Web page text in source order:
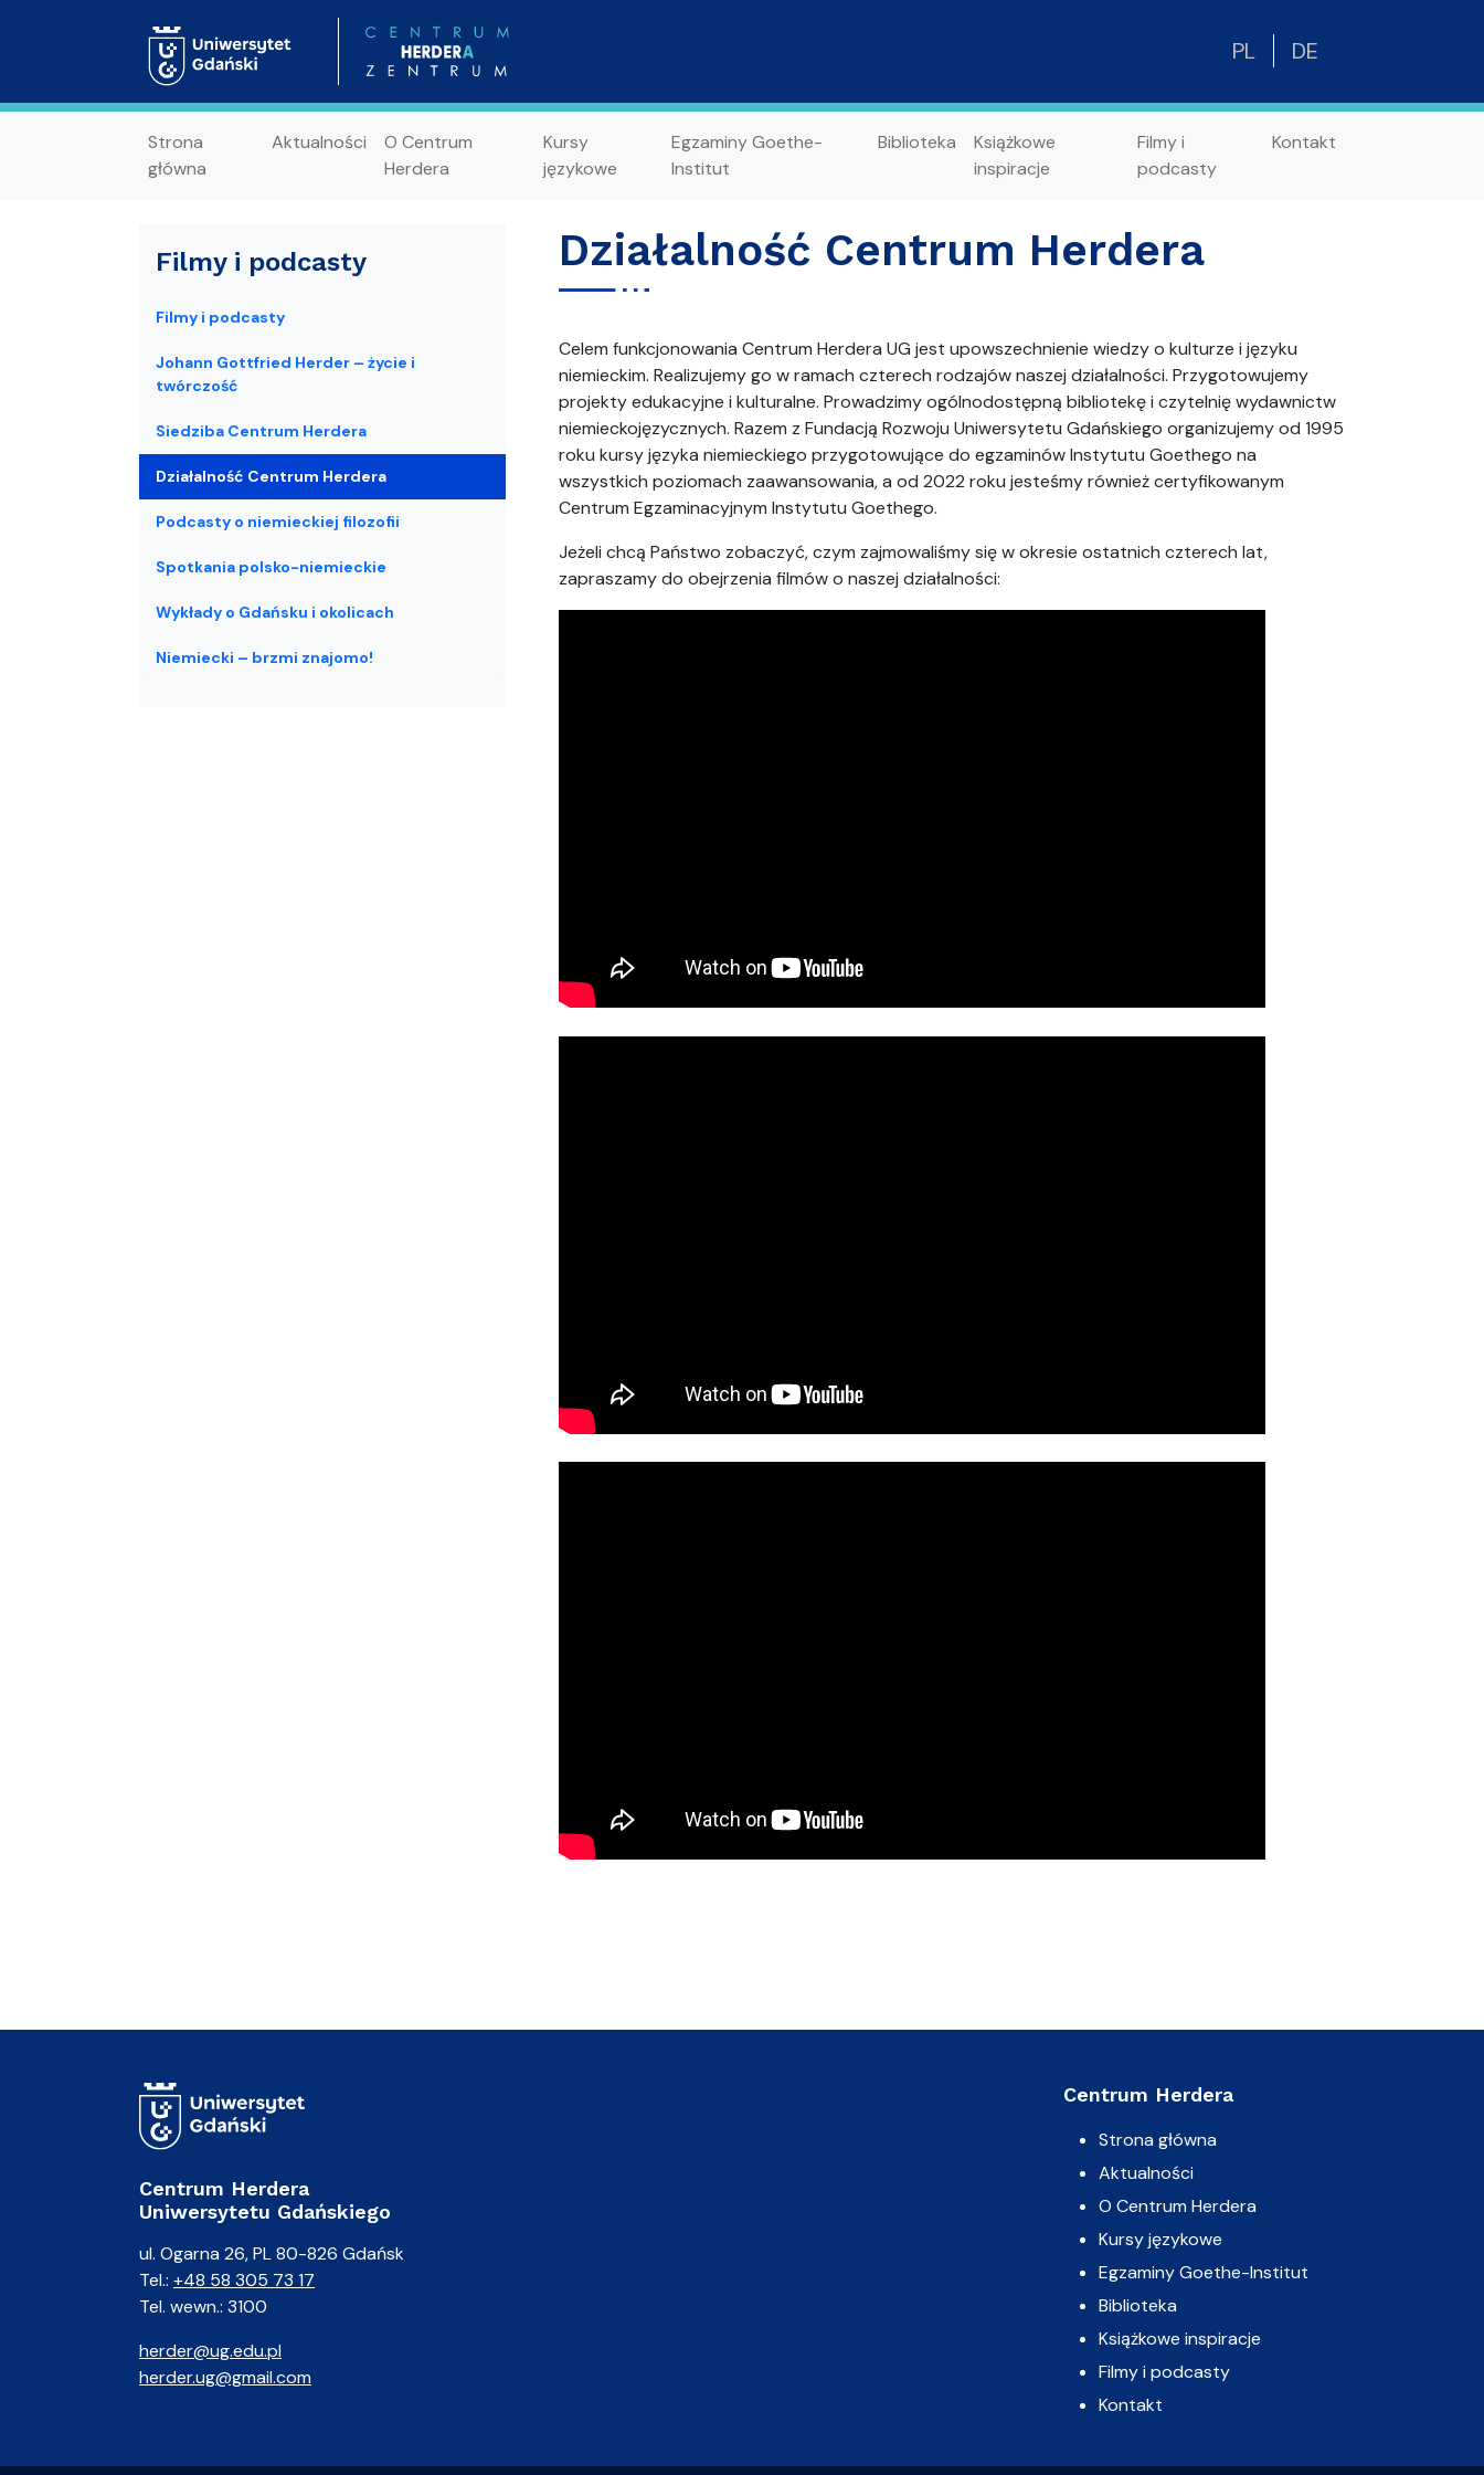
PL DE
Strona
główna
Aktualności
O Centrum
Herdera
Kursy
językowe
Egzaminy Goethe-
Institut
Biblioteka
Książkowe
inspiracje
Filmy i
podcasty
Kontakt
Filmy i podcasty
Filmy i podcasty
Johann Gottfried Herder – życie i
twórczość
Siedziba Centrum Herdera
Działalność Centrum Herdera
Podcasty o niemieckiej filozofii
Spotkania polsko-niemieckie
Wykłady o Gdańsku i okolicach
Niemiecki – brzmi znajomo!
Działalność Centrum Herdera
Celem funkcjonowania Centrum Herdera UG jest upowszechnienie wiedzy o kulturze i języku
niemieckim. Realizujemy go w ramach czterech rodzajów naszej działalności. Przygotowujemy
projekty edukacyjne i kulturalne. Prowadzimy ogólnodostępną bibliotekę i czytelnię wydawnictw
niemieckojęzycznych. Razem z Fundacją Rozwoju Uniwersytetu Gdańskiego organizujemy od 1995
roku kursy języka niemieckiego przygotowujące do egzaminów Instytutu Goethego na
wszystkich poziomach zaawansowania, a od 2022 roku jesteśmy również certyfikowanym
Centrum Egzaminacyjnym Instytutu Goethego.
Jeżeli chcą Państwo zobaczyć, czym zajmowaliśmy się w okresie ostatnich czterech lat,
zapraszamy do obejrzenia filmów o naszej działalności:
Centrum Herdera
Uniwersytetu Gdańskiego
ul. Ogarna 26, PL 80-826 Gdańsk
Tel.: +48 58 305 73 17
Tel. wewn.: 3100
herder@ug.edu.pl
herder.ug@gmail.com
Centrum Herdera
Strona główna
Aktualności
O Centrum Herdera
Kursy językowe
Egzaminy Goethe-Institut
Biblioteka
Książkowe inspiracje
Filmy i podcasty
Kontakt